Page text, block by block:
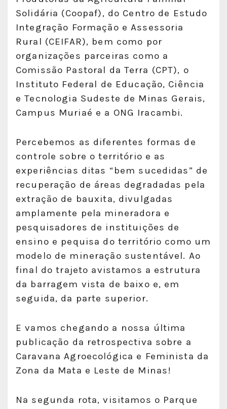
Solidária (Coopaf), do Centro de Estudo
Integração Formação e Assessoria
Rural (CEIFAR), bem como por
organizações parceiras como a
Comissão Pastoral da Terra (CPT), o
Instituto Federal de Educação, Ciência
e Tecnologia Sudeste de Minas Gerais,
Campus Muriaé e a ONG Iracambi.
Percebemos as diferentes formas de
controle sobre o território e as
experiências ditas “bem sucedidas” de
recuperação de áreas degradadas pela
extração de bauxita, divulgadas
amplamente pela mineradora e
pesquisadores de instituições de
ensino e pequisa do território como um
modelo de mineração sustentável. Ao
final do trajeto avistamos a estrutura
da barragem vista de baixo e, em
seguida, da parte superior.
E vamos chegando a nossa última
publicação da retrospectiva sobre a
Caravana Agroecológica e Feminista da
Zona da Mata e Leste de Minas!
Na segunda rota, visitamos o Parque